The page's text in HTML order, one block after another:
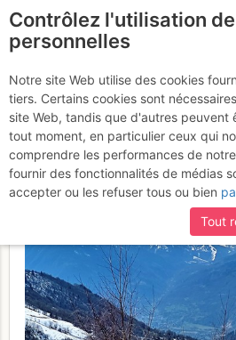
Col de
Versant S
Lundi 28
Contrôlez l'utilisation
personnelles
Notre site Web utilise des cookies
tiers. Certains cookies sont
site Web, tandis que d'autres peuvent
tout moment, en particulier ceux qui
comprendre les performances de
fournir des fonctionnalités de médias
accepter ou les refuser tous ou bien
Tout